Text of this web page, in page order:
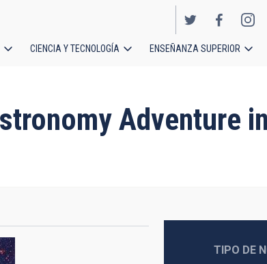
CIENCIA Y TECNOLOGÍA ENSEÑANZA SUPERIOR
Adventure
TIPO DE